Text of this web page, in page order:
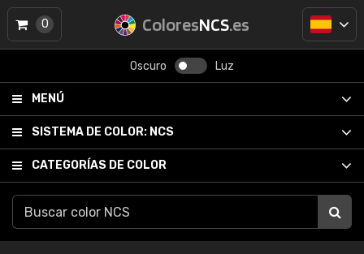
ColoresNCS.es
Oscuro Luz
MENÚ
SISTEMA DE COLOR: NCS
CATEGORÍAS DE COLOR
0